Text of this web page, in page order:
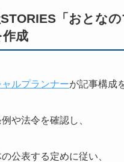
「おとな
成
ルプランナーが記事構成
や法令を確認し、
公表する定めに従い、